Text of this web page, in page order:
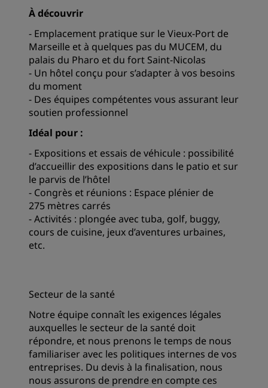
À découvrir
- Emplacement pratique sur le Vieux-Port de
Marseille et à quelques pas du MUCEM, du
palais du Pharo et du fort Saint-Nicolas
- Un hôtel conçu pour s’adapter à vos besoins
du moment
- Des équipes compétentes vous assurant leur
soutien professionnel
Idéal pour :
- Expositions et essais de véhicule : possibilité
d’accueillir des expositions dans le patio et sur
le parvis de l’hôtel
- Congrès et réunions : Espace plénier de
275 mètres carrés
- Activités : plongée avec tuba, golf, buggy,
cours de cuisine, jeux d’aventures urbaines,
etc.
Secteur de la santé
Notre équipe connaît les exigences légales
auxquelles le secteur de la santé doit
répondre, et nous prenons le temps de nous
familiariser avec les politiques internes de vos
entreprises. Du devis à la finalisation, nous
nous assurons de prendre en compte ces